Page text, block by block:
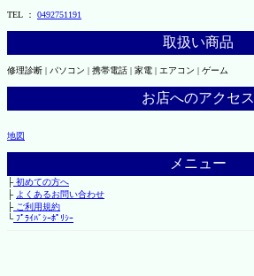
TEL ： 0492751191
取扱い商品
修理診断 | パソコン | 携帯電話 | 家電 | エアコン | ゲーム
お店へのアクセス
地図
メニュー
├初めての方へ
├ よくあるお問い合わせ
├ご利用規約
└ﾌﾟﾗｲﾊﾞｼｰﾎﾟﾘｼｰ